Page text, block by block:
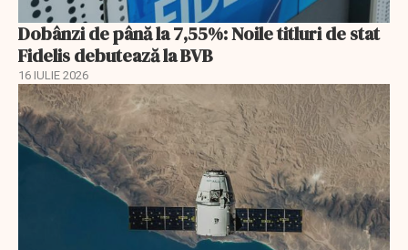
Dobânzi de până la 7,55%: Noile titluri de stat
Fidelis debutează la BVB
16 IULIE 2026